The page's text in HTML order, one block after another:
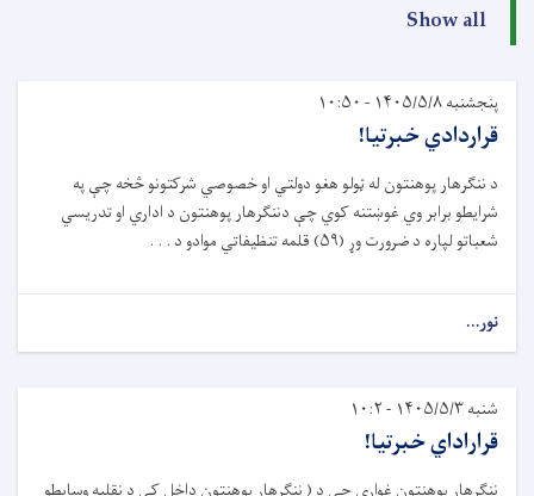
Show all
پنجشنبه ۱۴۰۵/۵/۸ - ۱۰:۵۰
قراردادي خبرتيا!
د ننګرهار پوهنتون له ټولو هغو دولتي او خصوصي شرکتونو څخه چې په
شرايطو برابر وي غوښتنه کوي چې دننګرهار پوهنتون د اداري او تدريسي
شعباتو لپاره د ضرورت وړ (۵۹) قلمه تنظيفاتي موادو د . . .
نور...
شنبه ۱۴۰۵/۵/۳ - ۱۰:۲
قراراداي خبرتيا!